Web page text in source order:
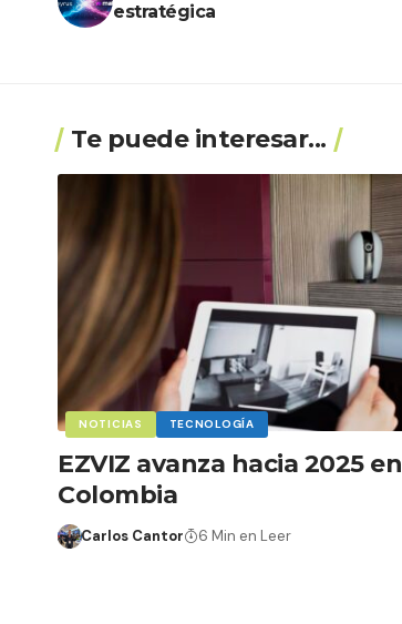
estratégica
Te puede interesar...
NOTICIAS TECNOLOGÍA
EZVIZ avanza hacia 2025 en
Colombia
Carlos Cantor 6 Min en Leer